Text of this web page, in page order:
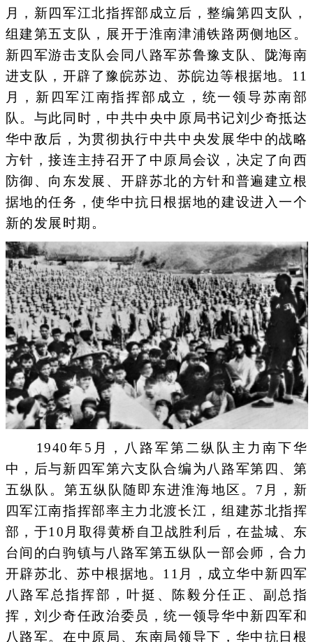
月，新四军江北指挥部成立后，整编第四支队，
组建第五支队，展开于淮南津浦铁路两侧地区。
新四军游击支队会同八路军苏鲁豫支队、陇海南
进支队，开辟了豫皖苏边、苏皖边等根据地。11
月，新四军江南指挥部成立，统一领导苏南部
队。与此同时，中共中央中原局书记刘少奇抵达
华中敌后，为贯彻执行中共中央发展华中的战略
方针，接连主持召开了中原局会议，决定了向西
防御、向东发展、开辟苏北的方针和普遍建立根
据地的任务，使华中抗日根据地的建设进入一个
新的发展时期。
1940年5月，八路军第二纵队主力南下华
中，后与新四军第六支队合编为八路军第四、第
五纵队。第五纵队随即东进淮海地区。7月，新
四军江南指挥部率主力北渡长江，组建苏北指挥
部，于10月取得黄桥自卫战胜利后，在盐城、东
台间的白驹镇与八路军第五纵队一部会师，合力
开辟苏北、苏中根据地。11月，成立华中新四军
八路军总指挥部，叶挺、陈毅分任正、副总指
挥，刘少奇任政治委员，统一领导华中新四军和
八路军。在中原局、东南局领导下，华中抗日根